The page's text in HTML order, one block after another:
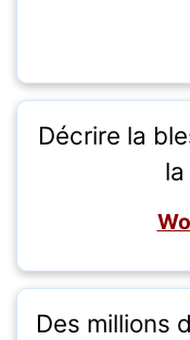
Décrire la
Des millions